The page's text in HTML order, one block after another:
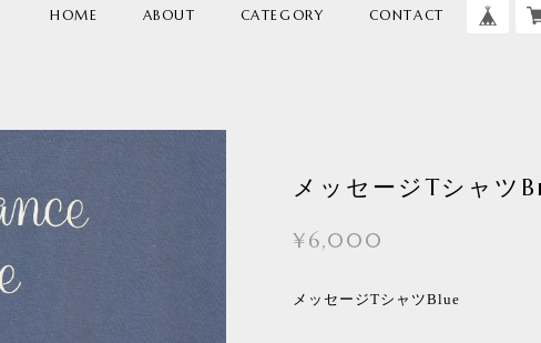
HOME ABOUT CATEGORY CONTACT
メッセージTシャツ
¥6,000
メッセージTシャツBlue